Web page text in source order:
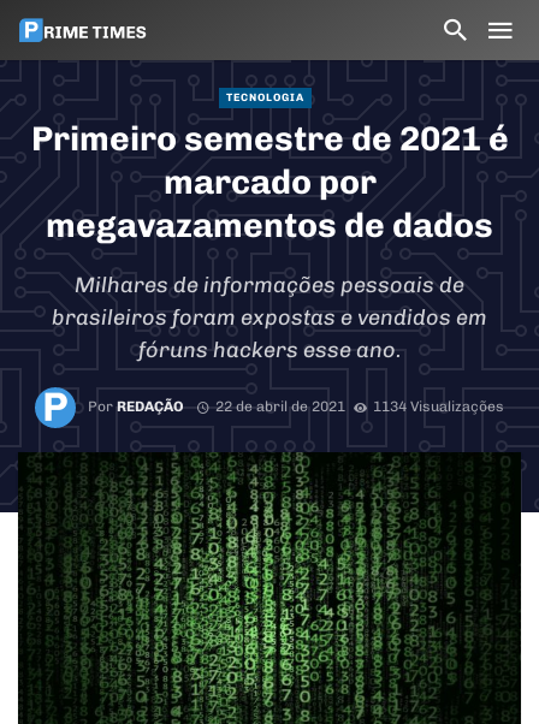
TECNOLOGIA
Primeiro semestre de 2021 é
marcado por
megavazamentos de dados
Milhares de informações pessoais de
brasileiros foram expostas e vendidos em
fóruns hackers esse ano.
PorREDAÇÃO 22 de abril de 2021 1134 Visualizações